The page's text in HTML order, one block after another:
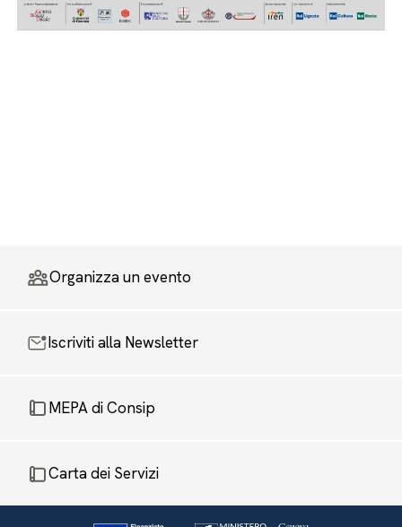
Organizza un evento
Iscriviti alla Newsletter
MEPA di Consip
Carta dei Servizi